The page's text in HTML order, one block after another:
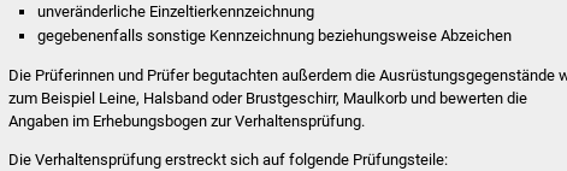
unveränderliche Einzeltierkennzeichnung
gegebenenfalls sonstige Kennzeichnung beziehungsweise Abzeichen
Die Prüferinnen und Prüfer begutachten außerdem die Ausrüstungsgegenstände
zum Beispiel Leine, Halsband oder Brustgeschirr, Maulkorb und bewerten die
Angaben im Erhebungsbogen zur Verhaltensprüfung.
Die Verhaltensprüfung erstreckt sich auf folgende Prüfungsteile: